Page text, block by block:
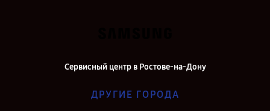
Сервисный центр в Ростове-на-Дону
ДРУГИЕ ГОРОДА